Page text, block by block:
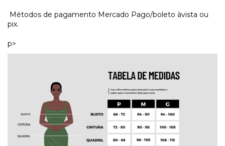
Métodos de pagamento Mercado Pago/boleto àvista ou
pix.
p>